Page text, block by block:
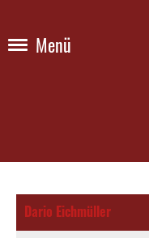
Menü
Dario Eichmüller